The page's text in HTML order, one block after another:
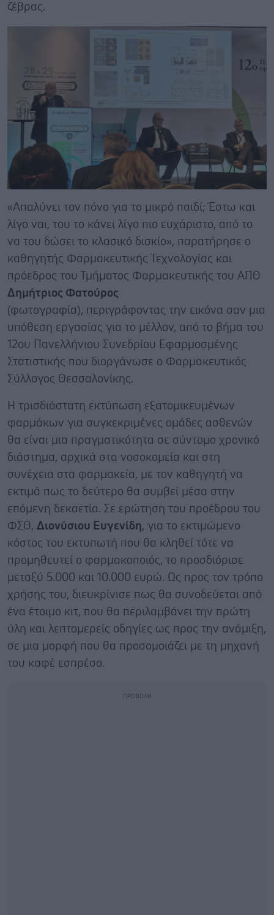
ζέβρας.
«Απαλύνει τον πόνο για το μικρό παιδί; Έστω και
λίγο ναι, του το κάνει λίγο πιο ευχάριστο, από το
να του δώσει το κλασικό δισκίο», παρατήρησε ο
καθηγητής Φαρμακευτικής Τεχνολογίας και
πρόεδρος του Τμήματος Φαρμακευτικής του ΑΠΘ
Δημήτριος Φατούρος
(φωτογραφία), περιγράφοντας την εικόνα σαν μια
υπόθεση εργασίας για το μέλλον, από το βήμα του
12ου
Πανελλήνιου Συνεδρίου Εφαρμοσμένης
Στατιστικής που διοργάνωσε ο Φαρμακευτικός
Σύλλογος Θεσσαλονίκης.
Η τρισδιάστατη εκτύπωση εξατομικευμένων
φαρμάκων για συγκεκριμένες ομάδες ασθενών
θα είναι μια πραγματικότητα σε σύντομο χρονικό
διάστημα, αρχικά στα νοσοκομεία και στη
συνέχεια στα φαρμακεία, με τον καθηγητή να
εκτιμά πως το δεύτερο θα συμβεί μέσα στην
επόμενη δεκαετία. Σε ερώτηση του προέδρου του
ΦΣΘ, Διονύσιου Ευγενίδη, για το εκτιμώμενο
κόστος του εκτυπωτή που θα κληθεί τότε να
προμηθευτεί ο φαρμακοποιός, το προσδιόρισε
μεταξύ 5.000 και 10.000 ευρώ. Ως προς τον τρόπο
χρήσης του, διευκρίνισε πως θα συνοδεύεται από
ένα έτοιμο κιτ, που θα περιλαμβάνει την πρώτη
ύλη και λεπτομερείς οδηγίες ως προς την ανάμιξη,
σε μια μορφή που θα προσομοιάζει με τη μηχανή
του καφέ εσπρέσο.